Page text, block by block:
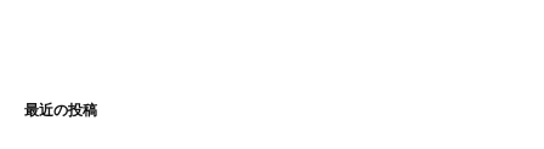
最近の投稿